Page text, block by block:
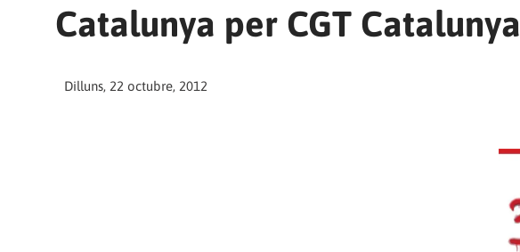
Catalunya per CGT Catalunya
Dilluns, 22 octubre, 2012